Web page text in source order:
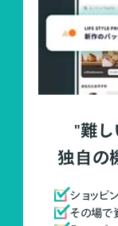
"難
独自の
ショッピ
その場で